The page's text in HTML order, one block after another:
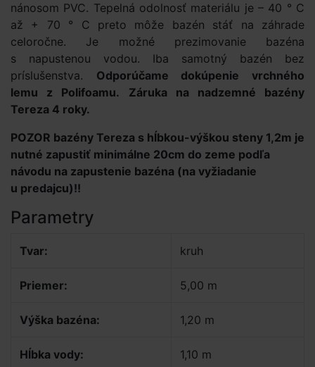
nánosom PVC. Tepelná odolnosť materiálu je – 40 ° C
až + 70 ° C preto môže bazén stáť na záhrade
celoročne. Je možné prezimovanie bazéna
s napustenou vodou. Iba samotný bazén bez
príslušenstva. Odporúčame dokúpenie vrchného
lemu z Polifoamu.
Záruka na nadzemné bazény
Tereza 4 roky.
POZOR bazény Tereza s hĺbkou-výškou steny 1,2m je
nutné zapustiť minimálne 20cm do zeme podľa
návodu na zapustenie bazéna (na vyžiadanie
u predajcu)!!
Parametry
Tvar: kruh
Priemer: 5,00 m
Výška bazéna: 1,20 m
Hĺbka vody: 1,10 m